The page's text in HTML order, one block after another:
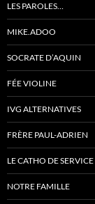
LES PAROLES…
MIKE.ADOO
SOCRATE D’AQUIN
FÉE VIOLINE
IVG ALTERNATIVES
FRÈRE PAUL-ADRIEN
LE CATHO DE SERVICE
NOTRE FAMILLE